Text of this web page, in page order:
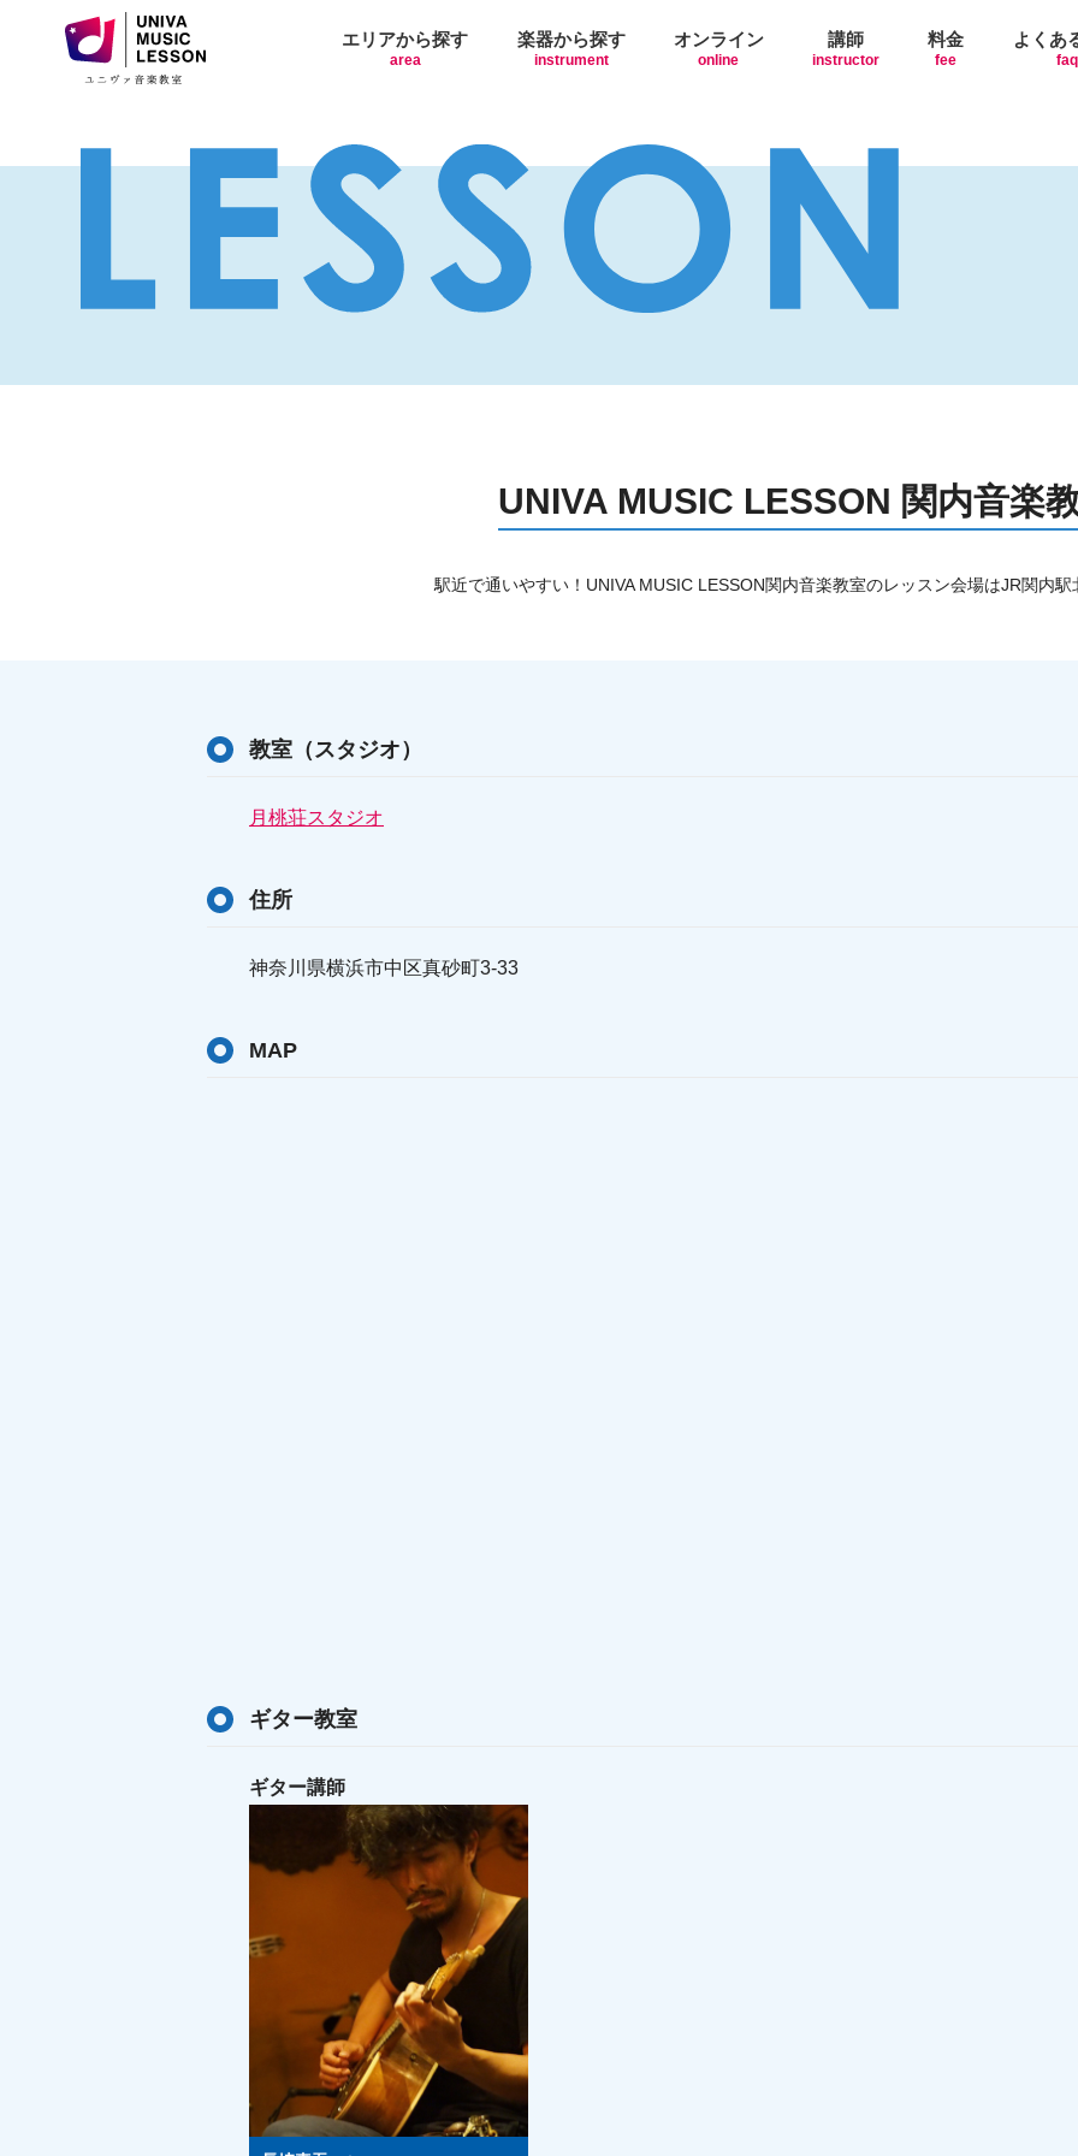
エリアから探す
area
楽器から探す
instrument
オンライン
online
講師
instructor
料金
fee
よくあ
faq
UNIVA MUSIC LESSON 関内音楽
駅近で通いやすい！UNIVA MUSIC LESSON関内音楽教室のレッスン会場はJR関内駅
教室（スタジオ）
月桃荘スタジオ
住所
神奈川県横浜市中区真砂町3-33
MAP
ギター教室
ギター講師